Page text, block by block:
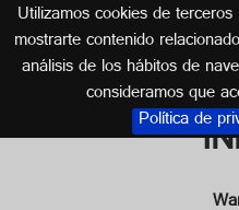
Utilizamos cookies de
mostrarte contenido
análisis de los hábitos de
consideramos que
Política de
Escudo de